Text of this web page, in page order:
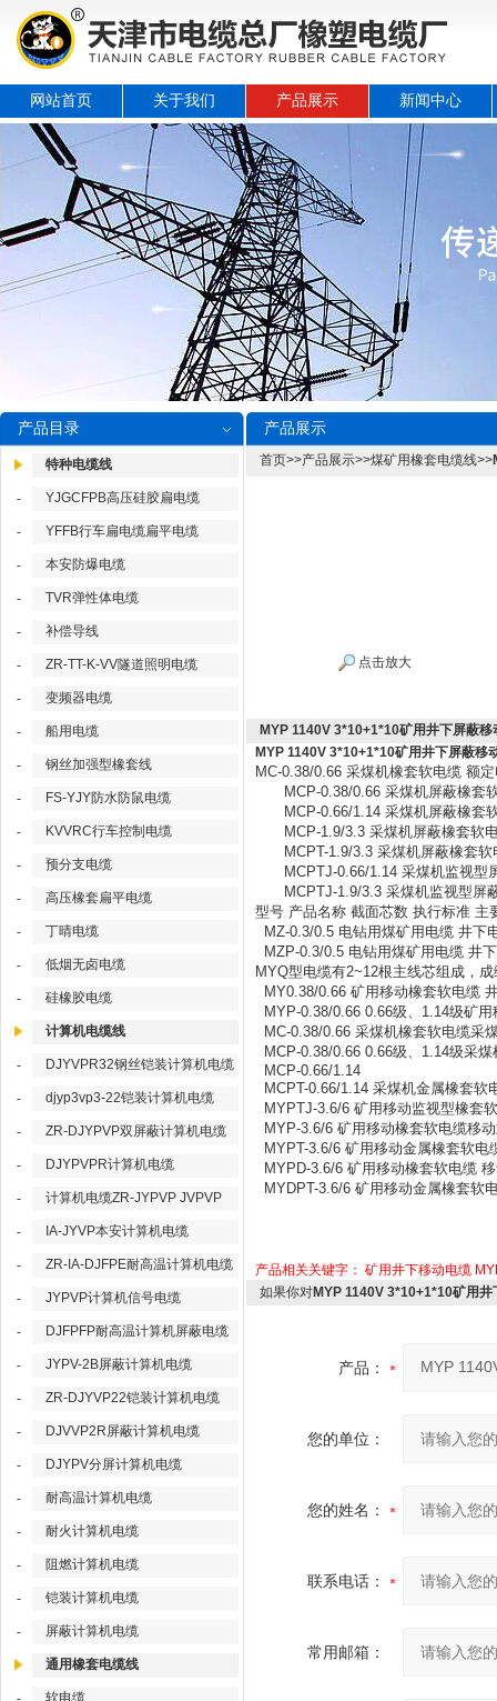
网站首页 关于我们 产品展示 新闻中心
产品目录
特种电缆线
- YJGCFPB高压硅胶扁电缆
- YFFB行车扁电缆扁平电缆
- 本安防爆电缆
- TVR弹性体电缆
- 补偿导线
- ZR-TT-K-VV隧道照明电缆
- 变频器电缆
- 船用电缆
- 钢丝加强型橡套线
- FS-YJY防水防鼠电缆
- KVVRC行车控制电缆
- 预分支电缆
- 高压橡套扁平电缆
- 丁晴电缆
- 低烟无卤电缆
- 硅橡胶电缆
计算机电缆线
- DJYVPR32钢丝铠装计算机电缆
- djyp3vp3-22铠装计算机电缆
- ZR-DJYPVP双屏蔽计算机电缆
- DJYPVPR计算机电缆
- 计算机电缆ZR-JYPVP JVPVP
- IA-JYVP本安计算机电缆
- ZR-IA-DJFPE耐高温计算机电缆
- JYPVP计算机信号电缆
- DJFPFP耐高温计算机屏蔽电缆
- JYPV-2B屏蔽计算机电缆
- ZR-DJYVP22铠装计算机电缆
- DJVVP2R屏蔽计算机电缆
- DJYPV分屏计算机电缆
- 耐高温计算机电缆
- 耐火计算机电缆
- 阻燃计算机电缆
- 铠装计算机电缆
- 屏蔽计算机电缆
通用橡套电缆线
软电缆
产品展示
首页>>产品展示>>煤矿用橡套电缆线>>
点击放大
MYP 1140V 3*10+1*10矿用井下屏蔽移
MYP 1140V 3*10+1*10矿用井下屏蔽移
MC-0.38/0.66 采煤机橡套软电缆 额
MCP-0.38/0.66 采煤机屏蔽橡套软
MCP-0.66/1.14 采煤机屏蔽橡套软
MCP-1.9/3.3 采煤机屏蔽橡套软电
MCPT-1.9/3.3 采煤机屏蔽橡套软
MCPTJ-0.66/1.14 采煤机监视型
MCPTJ-1.9/3.3 采煤机监视型屏蔽
型号 产品名称 截面芯数 执行标准 主
MZ-0.3/0.5 电钻用煤矿用电缆 井下
MZP-0.3/0.5 电钻用煤矿用电缆 井
MYQ型电缆有2~12根主线芯组成，
MY0.38/0.66 矿用移动橡套软电缆
MYP-0.38/0.66 0.66级、1.14级矿
MC-0.38/0.66 采煤机橡套软电缆采
MCP-0.38/0.66 0.66级、1.14级采煤
MCP-0.66/1.14
MCPT-0.66/1.14 采煤机金属橡套软
MYPTJ-3.6/6 矿用移动监视型橡套
MYP-3.6/6 矿用移动橡套软电缆移
MYPT-3.6/6 矿用移动金属橡套软电
MYPD-3.6/6 矿用移动橡套软电缆
MYDPT-3.6/6 矿用移动金属橡套软
产品相关关键字： 矿用井下移动电缆
如果你对MYP 1140V 3*10+1*10矿用井
产品：
您的单位：
您的姓名：
联系电话：
常用邮箱：